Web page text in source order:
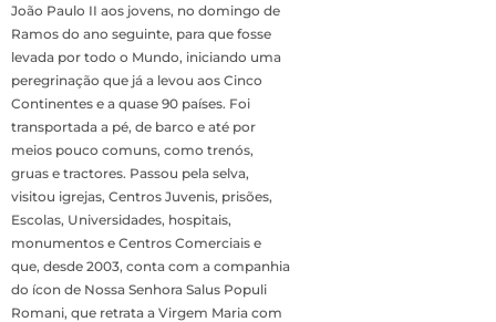
João Paulo II aos jovens, no domingo de
Ramos do ano seguinte, para que fosse
levada por todo o Mundo, iniciando uma
peregrinação que já a levou aos Cinco
Continentes e a quase 90 países. Foi
transportada a pé, de barco e até por
meios pouco comuns, como trenós,
gruas e tractores. Passou pela selva,
visitou igrejas, Centros Juvenis, prisões,
Escolas, Universidades, hospitais,
monumentos e Centros Comerciais e
que, desde 2003, conta com a companhia
do ícon de Nossa Senhora Salus Populi
Romani, que retrata a Virgem Maria com